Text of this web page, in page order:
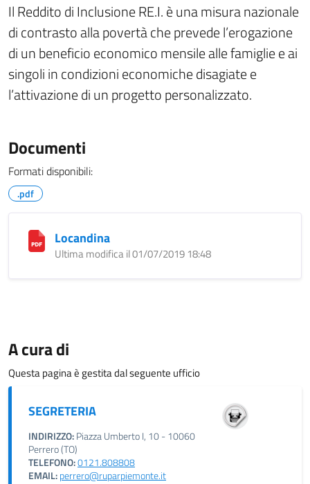
Il Reddito di Inclusione RE.I. è una misura nazionale
di contrasto alla povertà che prevede l’erogazione
di un beneficio economico mensile alle famiglie e ai
singoli in condizioni economiche disagiate e
l’attivazione di un progetto personalizzato.
Documenti
Formati disponibili:
.pdf
Locandina
Ultima modifica il 01/07/2019 18:48
A cura di
Questa pagina è gestita dal seguente ufficio
SEGRETERIA
INDIRIZZO:Piazza Umberto I, 10 - 10060
Perrero (TO)
TELEFONO:0121.808808
EMAIL:perrero@ruparpiemonte.it